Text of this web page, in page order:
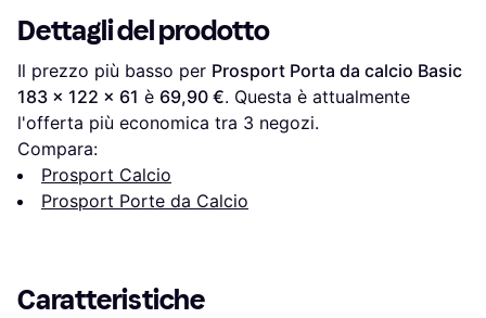
Dettagli del prodotto
Il prezzo più basso per Prosport Porta da calcio Basic
183 x 122 x 61 è 69,90 €. Questa è attualmente
l'offerta più economica tra 3 negozi.
Compara:
Prosport Calcio
Prosport Porte da Calcio
Caratteristiche